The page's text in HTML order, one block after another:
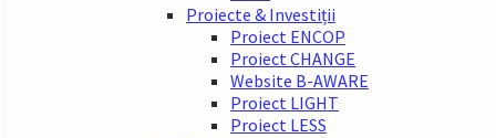
Proiecte & Investiții
Proiect ENCOP
Proiect CHANGE
Website B-AWARE
Proiect LIGHT
Proiect LESS